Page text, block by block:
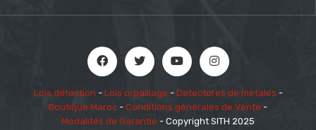
Lois détection - Lois orpaillage - Detectores de metales -
Boutique Maroc - Conditions générales de Vente -
Modalités de Garantie - Copyright SITH 2025